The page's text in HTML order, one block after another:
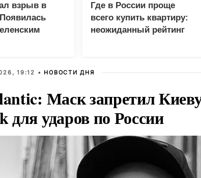
взрыв в
Где в России проще
всего купить квартиру:
неожиданный рейтинг
19:12 • НОВОСТИ ДНЯ
Маск запретил
для ударов по России